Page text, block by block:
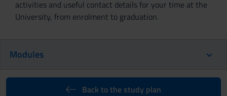
activities and useful contact details for your time at the
University, from enrolment to graduation.
Modules
Back to the study plan